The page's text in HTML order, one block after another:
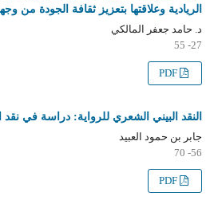
الريادية وعلاقتها بتعزيز ثقافة الجودة من
د. حامد جعفر المالكي
27- 55
PDF
النقد البيني الشعري للرواية: دراسة في نقد
جابر بن حمود العبيد
56- 70
PDF